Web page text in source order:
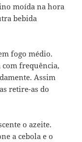
moída na hora
bebida
fogo médio.
frequência,
Assim
retire-as do
o azeite.
a cebola e o